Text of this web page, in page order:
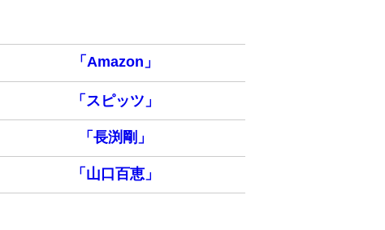
「Amazon」
「スピッツ」
「長渕剛」
「山口百恵」